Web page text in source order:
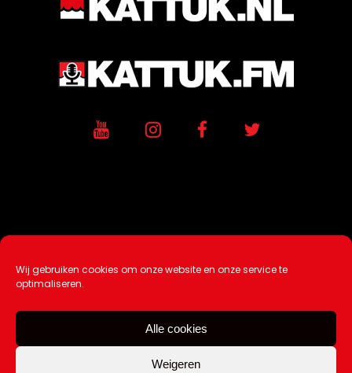
Wij gebruiken cookies om onze website en onze service te
optimaliseren.
Alle cookies
Weigeren
Ontwikkeling / Hosting doorAtSea
Over Ons |Tip de redactie
Contact